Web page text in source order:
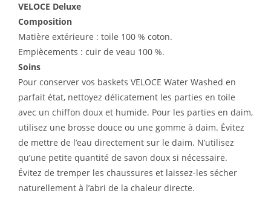
VELOCE Deluxe
Composition
Matière extérieure : toile 100 % coton.
Empiècements : cuir de veau 100 %.
Soins
Pour conserver vos baskets VELOCE Water Washed en
parfait état, nettoyez délicatement les parties en toile
avec un chiffon doux et humide. Pour les parties en daim,
utilisez une brosse douce ou une gomme à daim. Évitez
de mettre de l’eau directement sur le daim. N’utilisez
qu’une petite quantité de savon doux si nécessaire.
Évitez de tremper les chaussures et laissez-les sécher
naturellement à l’abri de la chaleur directe.